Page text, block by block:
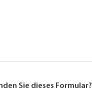
Sie dieses Formular?